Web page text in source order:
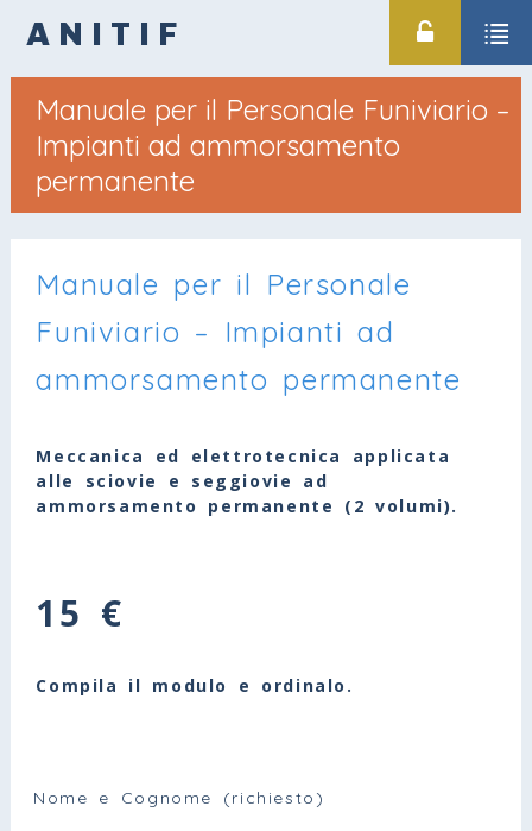
ANITIF
Manuale per il Personale Funiviario –
Impianti ad ammorsamento
permanente
Manuale per il Personale
Funiviario – Impianti ad
ammorsamento permanente
Meccanica ed elettrotecnica applicata
alle sciovie e seggiovie ad
ammorsamento permanente (2 volumi).
15 €
Compila il modulo e ordinalo.
Nome e Cognome (richiesto)